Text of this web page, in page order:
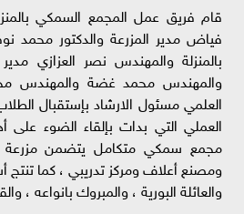
قام فريق عمل المجمع السمكي
فياض مدير المزرعة والدكتور محمد
بالمنزلة والمهندس نصر العزازي
والمهندس محمد غضة والمهندس
العلمي مسئول الارشاد بإستقبال
العملي التي بدات بإلقاء الضوء على
مجمع سمكي متكامل يتضمن
ومصنع أعلاف ومركز تدريبي ، كما تنتج
والعائلة البورية ، والمبروك بانواعه ،